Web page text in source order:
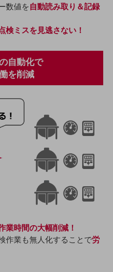
、
数値を自動読み取り＆記録
検ミスを見逃さない！
自動化で
を削減
業時間の大幅削減！
作業も無人化することで労